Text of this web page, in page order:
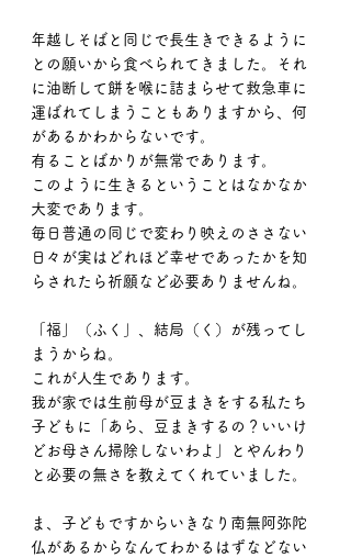
年越しそばと同じで長生きできるように
との願いから食べられてきました。それ
に油断して餅を喉に詰まらせて救急車に
運ばれてしまうこともありますから、何
があるかわからないです。
有ることばかりが無常であります。
このように生きるということはなかなか
大変であります。
毎日普通の同じで変わり映えのささない
日々が実はどれほど幸せであったかを知
らされたら祈願など必要ありませんね。
「福」（ふく」、結局（く）が残ってし
まうからね。
これが人生であります。
我が家では生前母が豆まきをする私たち
子どもに「あら、豆まきするの？いいけ
どお母さん掃除しないわよ」とやんわり
と必要の無さを教えてくれていました。
ま、子どもですからいきなり南無阿弥陀
仏があるからなんてわかるはずなどない